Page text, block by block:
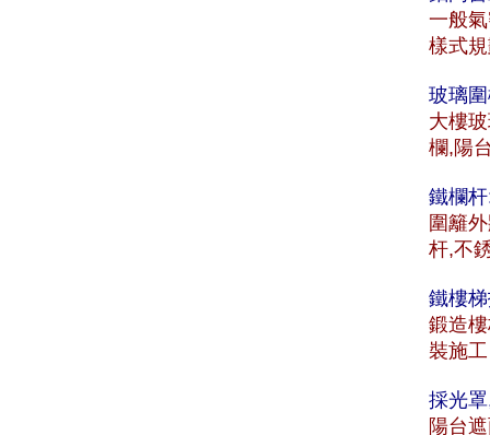
一般
樣式
玻璃
大樓
欄,陽
鐵欄
圍籬
杆,不
鐵樓
鍛造
裝施工
採光
陽台